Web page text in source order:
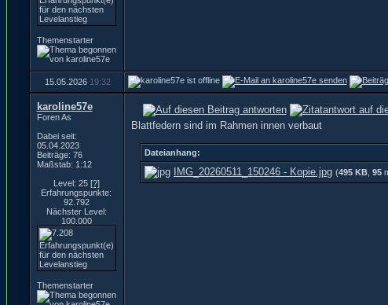
Themenstarter
15.05.2026 19:32
karoline57e
Foren As
Dabei seit:
05.04.2023
Beiträge: 76
Maßstab: 1:12
Level: 25 [?]
Erfahrungspunkte:
92.792
Nächster Level:
100.000
Themenstarter
Blattfedern sind im Rahmen innen verbaut
Dateianhang:
IMG_20260511_150246 - Kopie.jpg (495 KB 95